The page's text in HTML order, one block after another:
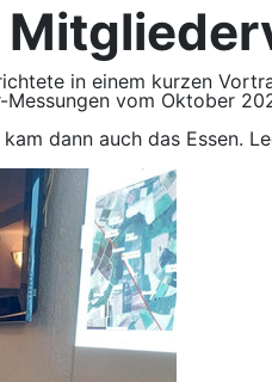
in einem kurzen
vom Oktober
dann auch das Essen.